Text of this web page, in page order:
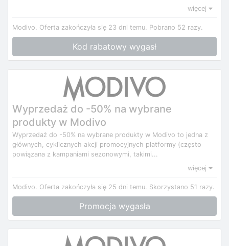
więcej
Modivo. Oferta zakończyła się 23 dni temu. Pobrano 52 razy.
Kod rabatowy wygasł
Wyprzedaż do -50% na wybrane
produkty w Modivo
Wyprzedaż do -50% na wybrane produkty w Modivo to jedna z
głównych, cyklicznych akcji promocyjnych platformy (często
powiązana z kampaniami sezonowymi, takimi...
więcej
Modivo. Oferta zakończyła się 25 dni temu. Skorzystano 51 razy.
Promocja wygasła